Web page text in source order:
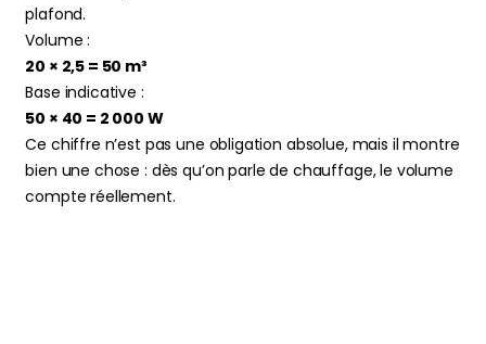
plafond.
Volume :
20 × 2,5 = 50 m³
Base indicative :
50 × 40 = 2 000 W
Ce chiffre n’est pas une obligation absolue, mais il montre
bien une chose : dès qu’on parle de chauffage, le volume
compte réellement.